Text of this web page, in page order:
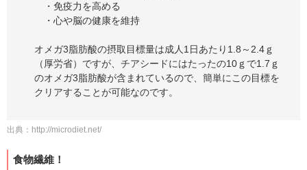
・免疫力を高める
・心や脳の健康を維持
オメガ3脂肪酸の摂取目標量は成人1日あたり1.8～2.4ｇ
（厚労省）ですが、チアシードにはたったの10ｇで1.7ｇ
のオメガ3脂肪酸が含まれているので、簡単にこの目標を
クリアすることが可能なのです。
出典： http://microdiet.net/
食物繊維！